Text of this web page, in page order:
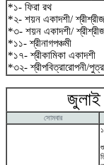
*১- ফিরা রথ
*২- শয়ন একাদশী/
*৩- শয়ন একাদশী/
*১১- শ্রীনাগপঞ্চমী
*১৭- শ্রীকামিকা একাদশী
*৩২- শ্রীপবিত্রারোপনী/
সোমবার
১